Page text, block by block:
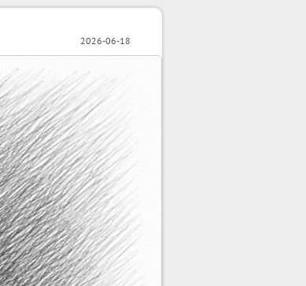
2026-06-18